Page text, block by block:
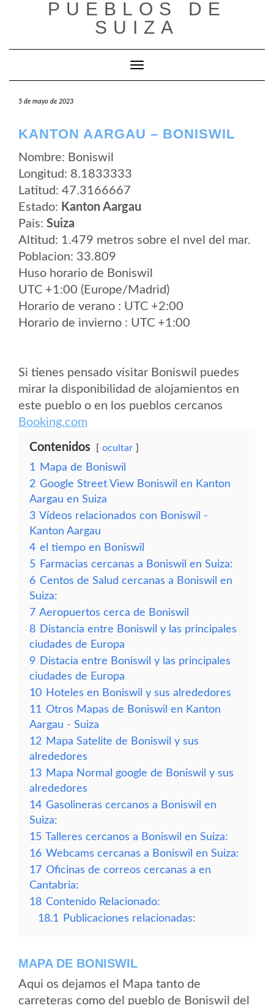
PUEBLOS DE
SUIZA
Cambiar modo de navegación
5 de mayo de 2023
KANTON AARGAU – BONISWIL
Nombre: Boniswil
Longitud: 8.1833333
Latitud: 47.3166667
Estado: Kanton Aargau
Pais: Suiza
Altitud: 1.479 metros sobre el nvel del mar.
Poblacion: 33.809
Huso horario de Boniswil
UTC +1:00 (Europe/Madrid)
Horario de verano : UTC +2:00
Horario de invierno : UTC +1:00
Si tienes pensado visitar Boniswil puedes
mirar la disponibilidad de alojamientos en
este pueblo o en los pueblos cercanos
Booking.com
Contenidos ocultar
1
Mapa de Boniswil
2 Google Street View Boniswil en Kanton
Aargau en Suiza
3 Vídeos relacionados con Boniswil -
Kanton Aargau
4 el tiempo en Boniswil
5 Farmacias cercanas a Boniswil en Suiza:
6 Centos de Salud cercanas a Boniswil en
Suiza:
7 Aeropuertos cerca de Boniswil
8 Distancia entre Boniswil y las principales
ciudades de Europa
9 Distacia entre Boniswil y las principales
ciudades de Europa
10 Hoteles en Boniswil y sus alrededores
11 Otros Mapas de Boniswil en Kanton
Aargau - Suiza
12 Mapa Satelite de Boniswil y sus
alrededores
13 Mapa Normal google de Boniswil y sus
alrededores
14 Gasolineras cercanos a Boniswil en
Suiza:
15 Talleres cercanos a Boniswil en Suiza:
16 Webcams cercanas a Boniswil en Suiza:
17 Oficinas de correos cercanas a en
Cantabria:
18 Contenido Relacionado:
18.1
Publicaciones relacionadas:
MAPA DE BONISWIL
Aqui os dejamos el Mapa tanto de
carreteras como del pueblo de Boniswil del